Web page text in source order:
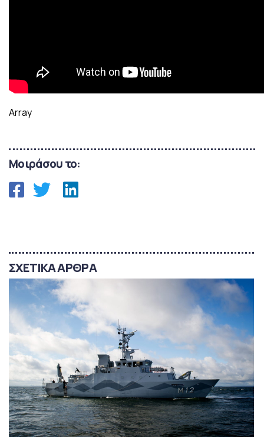
Array
Μοιράσου το:
ΣΧΕΤΙΚΑ ΑΡΘΡΑ